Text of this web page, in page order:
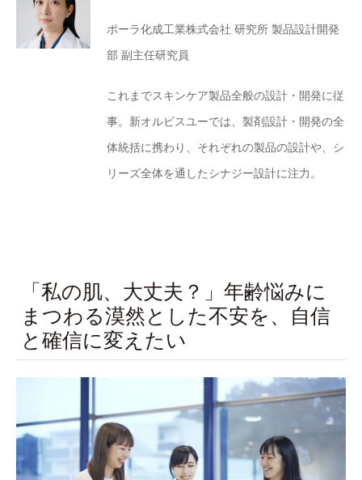
ポーラ化成工業株式会社 研究所 製品設計開発
部 副主任研究員
これまでスキンケア製品全般の設計・開発に従
事。新オルビスユーでは、製剤設計・開発の全
体統括に携わり、それぞれの製品の設計や、シ
リーズ全体を通したシナジー設計に注力。
「私の肌、大丈夫？」年齢悩みに
まつわる漠然とした不安を、自信
と確信に変えたい